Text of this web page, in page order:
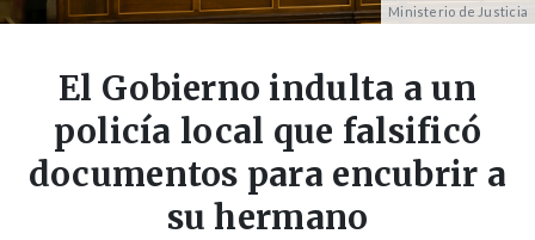
Ministerio de Justicia
El Gobierno indulta a un
policía local que falsificó
documentos para encubrir a
su hermano